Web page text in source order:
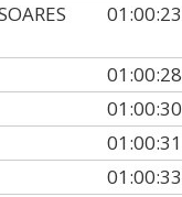
01:00:23
01:00:28
01:00:30
01:00:31
01:00:33